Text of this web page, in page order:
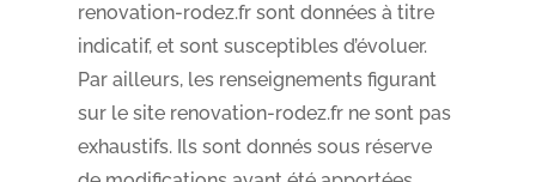
renovation-rodez.fr sont données à titre
indicatif, et sont susceptibles d’évoluer.
Par ailleurs, les renseignements figurant
sur le site renovation-rodez.fr ne sont pas
exhaustifs. Ils sont donnés sous réserve